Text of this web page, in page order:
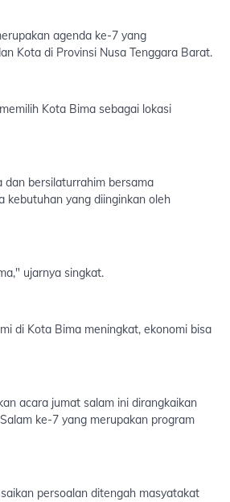
agenda ke-7 yang
Kota di Provinsi Nusa Tenggara Barat.
Kota Bima sebagai lokasi
dan bersilaturrahim bersama
kebutuhan yang diinginkan oleh
ujarnya singkat.
di Kota Bima meningkat, ekonomi bisa
acara jumat salam ini dirangkaikan
ke-7 yang merupakan program
persoalan ditengah masyatakat